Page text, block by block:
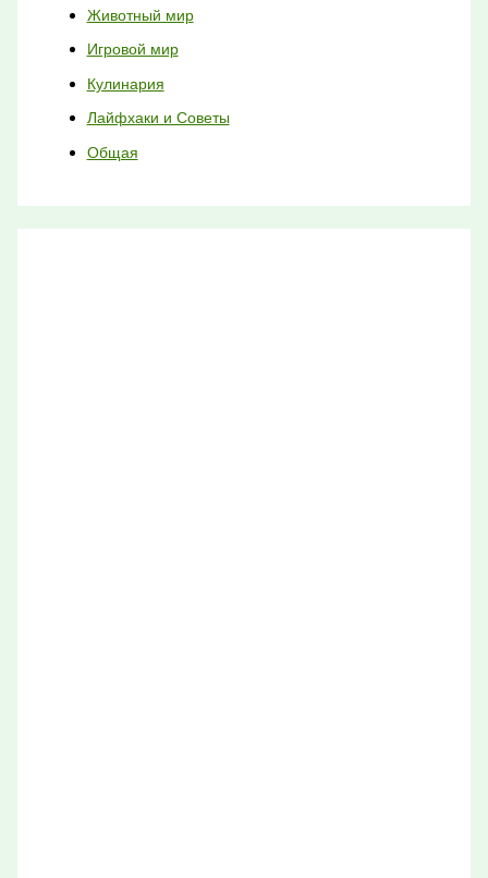
Животный мир
Игровой мир
Кулинария
Лайфхаки и Советы
Общая